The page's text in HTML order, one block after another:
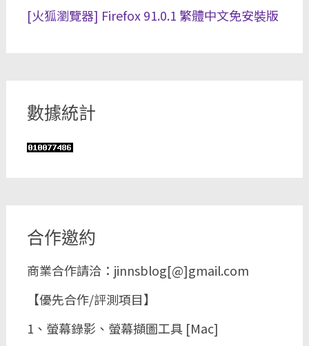
[火狐瀏覽器] Firefox 91.0.1 繁體中文免安裝版
數據統計
合作邀約
商業合作請洽：jinnsblog[@]gmail.com
【優先合作/評測項目】
1、螢幕錄影、螢幕擷圖工具 [Mac]